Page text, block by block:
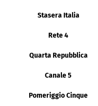
Stasera Italia
Rete 4
Quarta Repubblica
Canale 5
Pomeriggio Cinque